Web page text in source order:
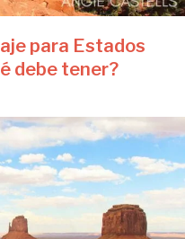
para Estados
debe tener?